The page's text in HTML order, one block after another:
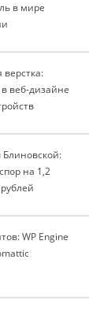
в мире
веб-дизайне
на 1,2
WP Engine